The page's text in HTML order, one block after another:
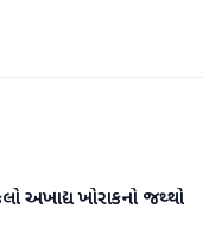
અખાદ્ય ખોરાકનો જથ્થો